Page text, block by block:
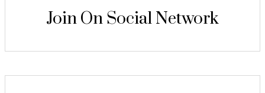
Join On Social Network